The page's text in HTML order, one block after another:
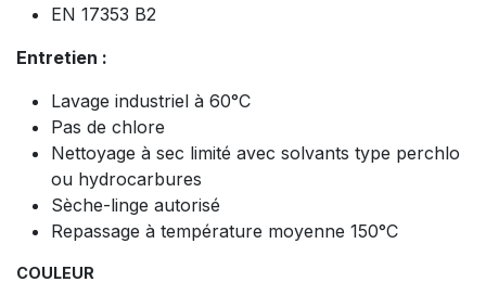
EN 17353 B2
Entretien :
Lavage industriel à 60°C
Pas de chlore
Nettoyage à sec limité avec solvants type perchlo
ou hydrocarbures
Sèche-linge autorisé
Repassage à température moyenne 150°C
COULEUR